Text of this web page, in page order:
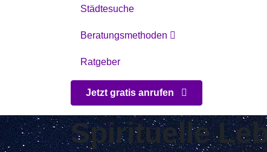
Städtesuche
Beratungsmethoden
Ratgeber
Jetzt gratis anrufen
Spirituelle